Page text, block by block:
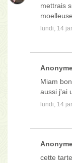
mettrais
lundi, 14
Miam
aussi j'ai
lundi, 14
cette